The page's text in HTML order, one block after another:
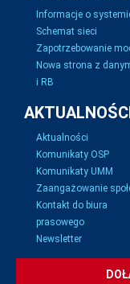
Informacje o
Schemat sieci
Zapotrzebowanie
Nowa strona z
i RB
Aktualności
Komunikaty OSP
Komunikaty UMM
Zaangażowanie
Kontakt do biura
prasowego
Newsletter